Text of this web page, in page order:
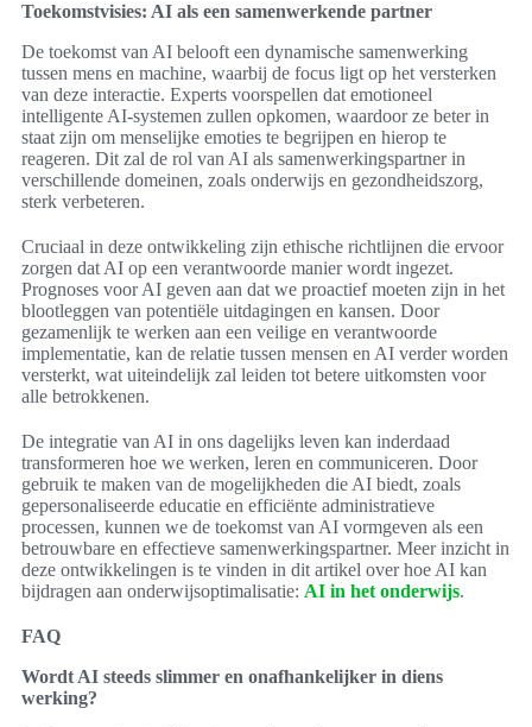
Toekomstvisies: AI als een samenwerkende partner
De toekomst van AI belooft een dynamische samenwerking
tussen mens en machine, waarbij de focus ligt op het versterken
van deze interactie. Experts voorspellen dat emotioneel
intelligente AI-systemen zullen opkomen, waardoor ze beter in
staat zijn om menselijke emoties te begrijpen en hierop te
reageren. Dit zal de rol van AI als samenwerkingspartner in
verschillende domeinen, zoals onderwijs en gezondheidszorg,
sterk verbeteren.
Cruciaal in deze ontwikkeling zijn ethische richtlijnen die ervoor
zorgen dat AI op een verantwoorde manier wordt ingezet.
Prognoses voor AI geven aan dat we proactief moeten zijn in het
blootleggen van potentiële uitdagingen en kansen. Door
gezamenlijk te werken aan een veilige en verantwoorde
implementatie, kan de relatie tussen mensen en AI verder worden
versterkt, wat uiteindelijk zal leiden tot betere uitkomsten voor
alle betrokkenen.
De integratie van AI in ons dagelijks leven kan inderdaad
transformeren hoe we werken, leren en communiceren. Door
gebruik te maken van de mogelijkheden die AI biedt, zoals
gepersonaliseerde educatie en efficiënte administratieve
processen, kunnen we de toekomst van AI vormgeven als een
betrouwbare en effectieve samenwerkingspartner. Meer inzicht in
deze ontwikkelingen is te vinden in dit artikel over hoe AI kan
bijdragen aan onderwijsoptimalisatie: AI in het onderwijs.
FAQ
Wordt AI steeds slimmer en onafhankelijker in diens
werking?